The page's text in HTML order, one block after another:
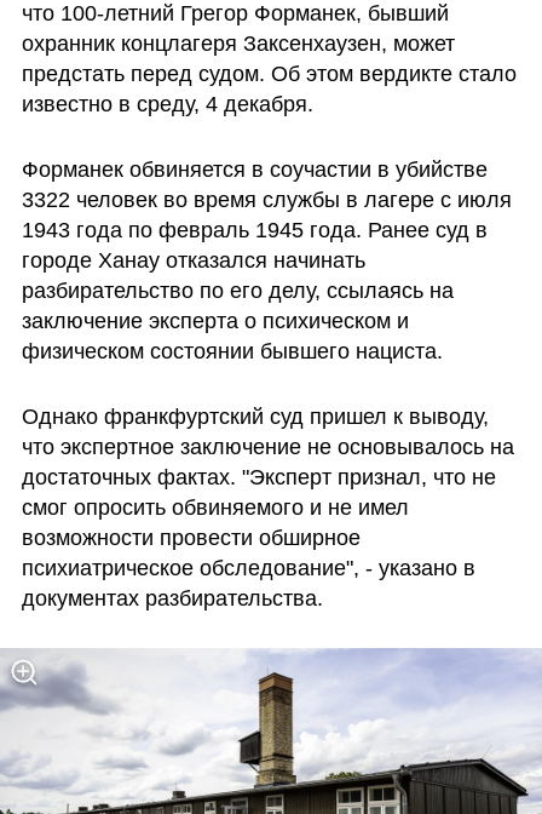
что 100-летний Грегор Форманек, бывший
охранник концлагеря Заксенхаузен, может
предстать перед судом. Об этом вердикте стало
известно в среду, 4 декабря.
Форманек обвиняется в соучастии в убийстве
3322 человек во время службы в лагере с июля
1943 года по февраль 1945 года. Ранее суд в
городе Ханау отказался начинать
разбирательство по его делу, ссылаясь на
заключение эксперта о психическом и
физическом состоянии бывшего нациста.
Однако франкфуртский суд пришел к выводу,
что экспертное заключение не основывалось на
достаточных фактах. "Эксперт признал, что не
смог опросить обвиняемого и не имел
возможности провести обширное
психиатрическое обследование", - указано в
документах разбирательства.